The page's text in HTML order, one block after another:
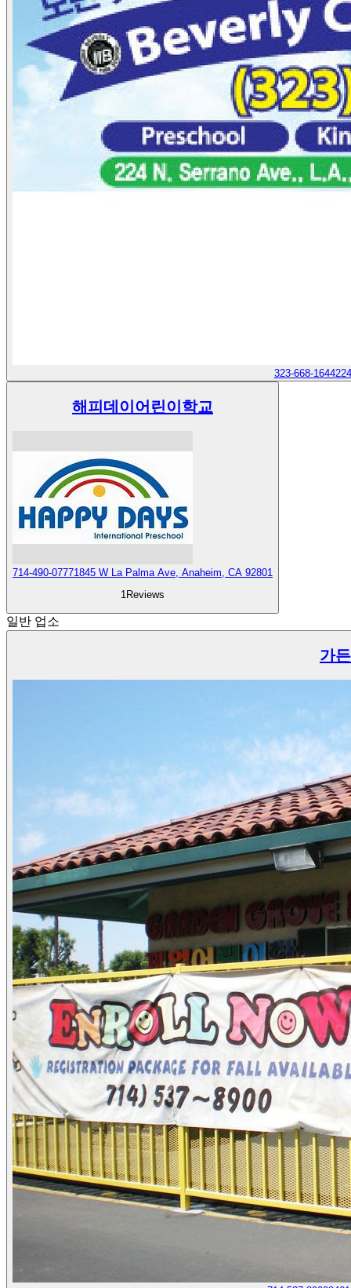
323-668-1644
해피데이어린이학교
714-490-07771845 W La Palma Ave, Anaheim, CA 92801
1Reviews
일반 업소
가